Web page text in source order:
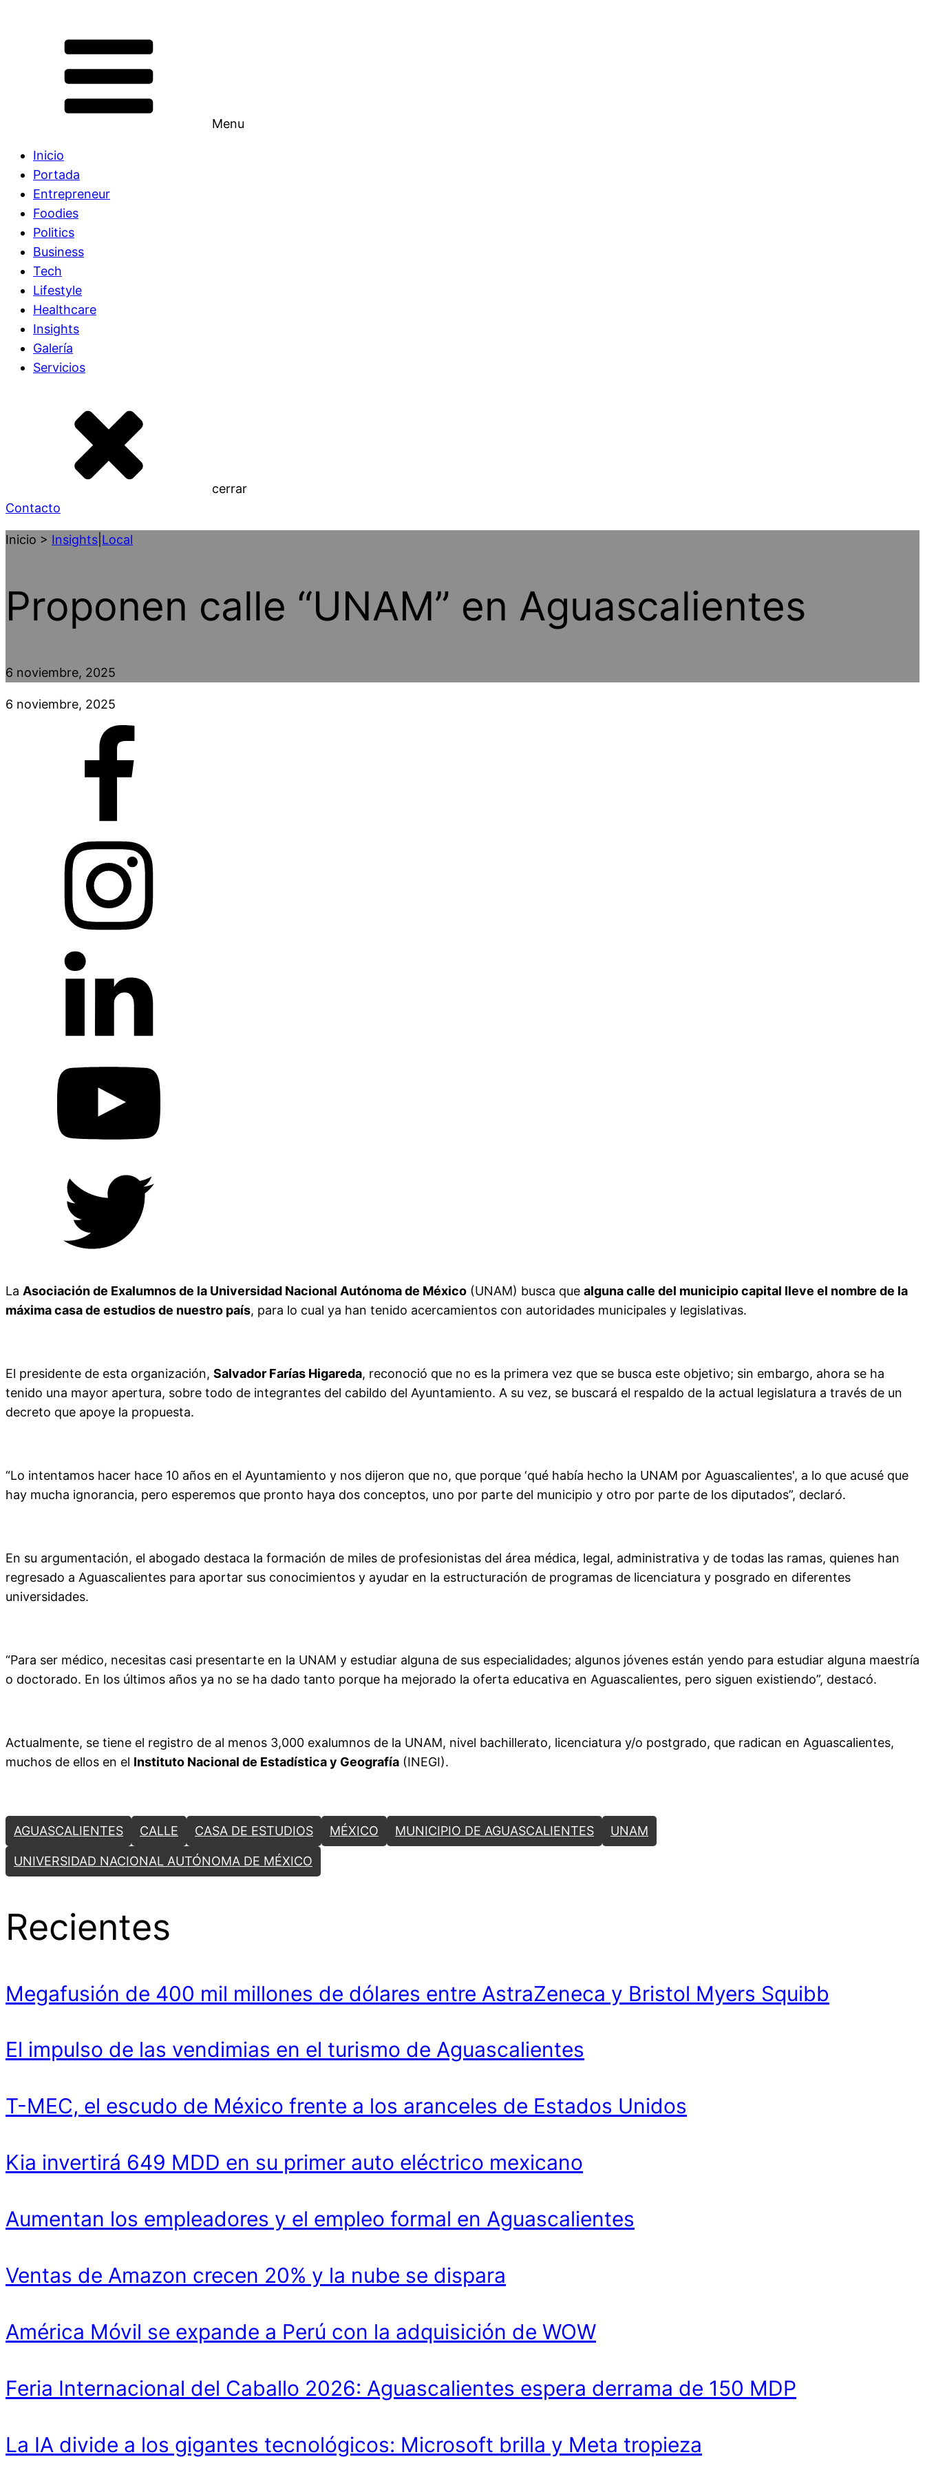
Menu
Inicio
Portada
Entrepreneur
Foodies
Politics
Business
Tech
Lifestyle
Healthcare
Insights
Galería
Servicios
cerrar
Contacto
Inicio > Insights Local
Proponen calle “UNAM” en Aguascalientes
6 noviembre, 2025
6 noviembre, 2025
La Asociación de Exalumnos de la Universidad Nacional Autónoma de México (UNAM) busca que alguna calle del municipio capital lleve el nombre de la
máxima casa de estudios de nuestro país, para lo cual ya han tenido acercamientos con autoridades municipales y legislativas.
El presidente de esta organización, Salvador Farías Higareda, reconoció que no es la primera vez que se busca este objetivo; sin embargo, ahora se ha
tenido una mayor apertura, sobre todo de integrantes del cabildo del Ayuntamiento. A su vez, se buscará el respaldo de la actual legislatura a través de un
decreto que apoye la propuesta.
“Lo intentamos hacer hace 10 años en el Ayuntamiento y nos dijeron que no, que porque ‘qué había hecho la UNAM por Aguascalientes', a lo que acusé que
hay mucha ignorancia, pero esperemos que pronto haya dos conceptos, uno por parte del municipio y otro por parte de los diputados”, declaró.
En su argumentación, el abogado destaca la formación de miles de profesionistas del área médica, legal, administrativa y de todas las ramas, quienes han
regresado a Aguascalientes para aportar sus conocimientos y ayudar en la estructuración de programas de licenciatura y posgrado en diferentes
universidades.
“Para ser médico, necesitas casi presentarte en la UNAM y estudiar alguna de sus especialidades; algunos jóvenes están yendo para estudiar alguna maestría
o doctorado. En los últimos años ya no se ha dado tanto porque ha mejorado la oferta educativa en Aguascalientes, pero siguen existiendo”, destacó.
Actualmente, se tiene el registro de al menos 3,000 exalumnos de la UNAM, nivel bachillerato, licenciatura y/o postgrado, que radican en Aguascalientes,
muchos de ellos en el Instituto Nacional de Estadística y Geografía (INEGI).
AGUASCALIENTES CALLE CASA DE ESTUDIOS MÉXICO MUNICIPIO DE AGUASCALIENTES UNAM
UNIVERSIDAD NACIONAL AUTÓNOMA DE MÉXICO
Recientes
Megafusión de 400 mil millones de dólares entre AstraZeneca y Bristol Myers Squibb
El impulso de las vendimias en el turismo de Aguascalientes
T-MEC, el escudo de México frente a los aranceles de Estados Unidos
Kia invertirá 649 MDD en su primer auto eléctrico mexicano
Aumentan los empleadores y el empleo formal en Aguascalientes
Ventas de Amazon crecen 20% y la nube se dispara
América Móvil se expande a Perú con la adquisición de WOW
Feria Internacional del Caballo 2026: Aguascalientes espera derrama de 150 MDP
La IA divide a los gigantes tecnológicos: Microsoft brilla y Meta tropieza